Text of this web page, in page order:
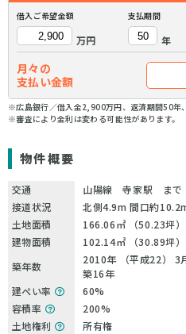
借入ご希望金額
万円
支払期間
年
月々の
支払い金額
※広島銀行／借入金2,900万円、返済期間50年
※審査により金利は変わる可能性があります。
物件概要
交通
山陽線 寺家駅 まで
接道状況
北側4.9m 間口約
土地面積
166.06㎡ （50.23坪）
建物面積
102.14㎡ （30.89坪）
築年数
2010年 （平成22） 3
築16年
建ぺい率
60%
容積率
200%
土地権利
所有権